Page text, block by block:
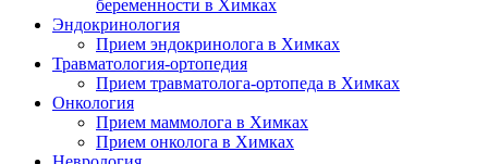
беременности в Химках
Эндокринология
Прием эндокринолога в Химках
Травматология-ортопедия
Прием травматолога-ортопеда в Химках
Онкология
Прием маммолога в Химках
Прием онколога в Химках